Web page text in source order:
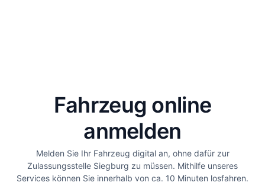
Fahrzeug online
anmelden
Melden Sie Ihr Fahrzeug digital an, ohne dafür zur
Zulassungsstelle Siegburg zu müssen. Mithilfe unseres
Services können Sie innerhalb von ca. 10 Minuten losfahren.